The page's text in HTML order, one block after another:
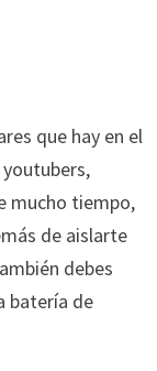
que hay en el
mucho tiempo,
de aislarte
debes
batería de